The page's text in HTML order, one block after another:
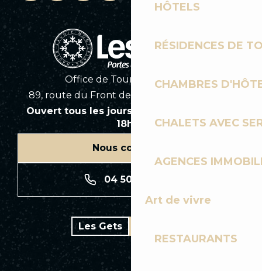
HÔTELS
RÉSIDENCES DE
CHAMBRES
CHALETS AVEC
AGENCES
Art de vivre
RESTAURANTS
Office de Tourisme des Gets
89, route du Front de Neige 74260 Les Gets
Ouvert tous les jours en saison de 8h30 à
18h30
Nous contacter
04 50 74 74 74
Les Gets